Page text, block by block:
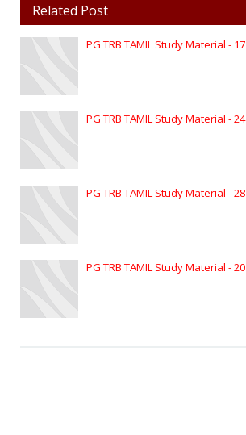
Related Post
PG TRB TAMIL Study Material - 17
PG TRB TAMIL Study Material - 24
PG TRB TAMIL Study Material - 28
PG TRB TAMIL Study Material - 20